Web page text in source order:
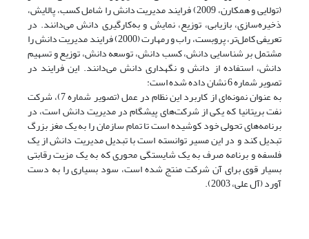
(تولایی و همکارن، 2009) فرایند مدیریت دانش را شامل کسب، پالایش،
ذخیره‌سازی، بازیابی، توزیع، نمایش و به‌کارگیری دانش می‌دانند. در
تعریفی کامل‌تر، پروبست، راب و رمهارت (2000) فرایند مدیریت دانش را
مشتمل بر شناسایی دانش، کسب دانش، توسعه دانش، توزیع و تسهیم
دانش، استفاده از دانش و نگهداری دانش می‌دانند. این فرایند در
تصویر شماره 6 نشان داده شده است:
به عنوان نمونه‌ای از کاربرد این نظام در عمل (تصویر شماره 7)، شرکت
نفت بریتانیا که یکی از شرکت‌های پیشگام در مدیریت دانش است، در
برنامه‌های تحولی خود کوشیده است تا تمام سازمان را به یک مغز بزرگ
تبدیل کند و در این مسیر توانسته است با تبدیل مدیریت دانش از یک
فلسفه و برنامه صرف به یک شایستگی محوری که به یک مزیت رقابتی
بسیار قوی برای آن شرکت منتج شده است، سود بسیاری را به دست
آورد (آل علی، 2003).